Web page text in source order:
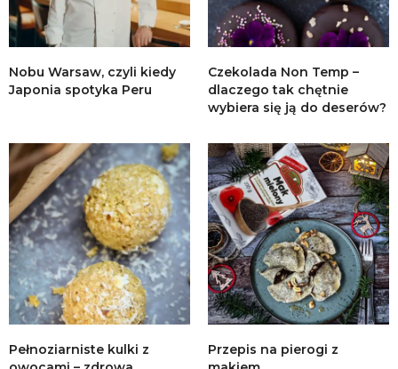
Nobu Warsaw, czyli kiedy
Japonia spotyka Peru
Czekolada Non Temp –
dlaczego tak chętnie
wybiera się ją do deserów?
Pełnoziarniste kulki z
Przepis na pierogi z